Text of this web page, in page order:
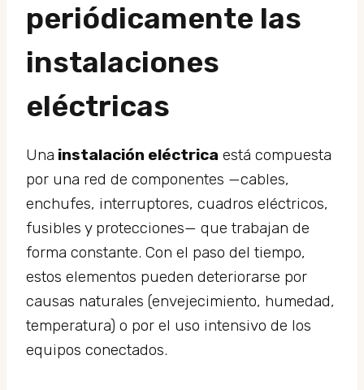
periódicamente las
instalaciones
eléctricas
Una instalación eléctrica está compuesta
por una red de componentes —cables,
enchufes, interruptores, cuadros eléctricos,
fusibles y protecciones— que trabajan de
forma constante. Con el paso del tiempo,
estos elementos pueden deteriorarse por
causas naturales (envejecimiento, humedad,
temperatura) o por el uso intensivo de los
equipos conectados.